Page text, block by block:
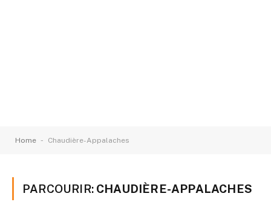
Home - Chaudière-Appalaches
PARCOURIR: CHAUDIÈRE-APPALACHES